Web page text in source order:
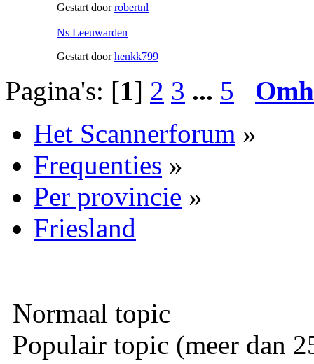
Gestart doorrobertnl
Ns Leeuwarden
Gestart doorhenkk799
Pagina's: [1] 2 3 ... 5
Het Scannerforum »
Frequenties »
Per provincie »
Friesland
Normaal topic
Populair topic (meer dan